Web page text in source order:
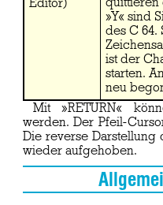
Editor)
»Y« sind
des C 64.
ist der
starten.
neu
Mit »RETURN«
werden. Der Pfeil-
Die reverse Darstellung
wieder aufgehoben.